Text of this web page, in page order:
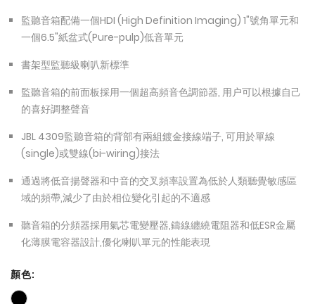
監聽音箱配備一個HDI (High Definition Imaging) 1"號角單元和
一個6.5"紙盆式(Pure-pulp)低音單元
書架型監聽級喇叭新標準
監聽音箱的前面板採用一個超高頻音色調節器, 用户可以根據自己
的喜好調整聲音
JBL 4309監聽音箱的背部有兩組鍍金接線端子, 可用於單線
(single)或雙線(bi-wiring)接法
通過將低音揚聲器和中音的交叉頻率設置為低於人類聽覺敏感區
域的頻帶,減少了由於相位變化引起的不適感
聽音箱的分頻器採用氣芯電變壓器,鑄線纏繞電阻器和低ESR金屬
化薄膜電容器設計,優化喇叭單元的性能表現
顏色